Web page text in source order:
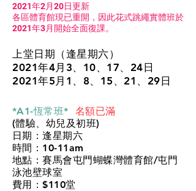
2021年2月20日更新
各區體育館現已重開，因此花式跳繩實體班於
2021年3月開始全面復課。
上堂日期（逢星期六）
2021年4月3、10、17、24日
2021年5月1、8、15、21、29日
*A1-恆常班* 名額已滿
(體驗、幼兒及初班)
日期：逢星期六
時間：10-11am
地點：賽馬會屯門蝴蝶灣體育館/屯門
泳池壁球室
費用：$110堂